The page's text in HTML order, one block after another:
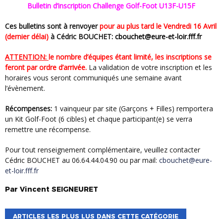
Bulletin d’inscription Challenge Golf-Foot U13F-U15F
Ces bulletins sont à renvoyerpour au plus tard le Vendredi 16 Avril
(dernier délai) à Cédric BOUCHET: cbouchet@eure-et-loir.fff.fr
ATTENTION: le nombre d’équipes étant limité, les inscriptions se
feront par ordre d’arrivée. La validation de votre inscription et les
horaires vous seront communiqués une semaine avant
l’évènement.
Récompenses: 1 vainqueur par site (Garçons + Filles) remportera
un Kit Golf-Foot (6 cibles) et chaque participant(e) se verra
remettre une récompense.
Pour tout renseignement complémentaire, veuillez contacter
Cédric BOUCHET au 06.64.44.04.90 ou par mail: cbouchet@eure-
et-loir.fff.fr
Par Vincent SEIGNEURET
ARTICLES LES PLUS LUS DANS CETTE CATÉGORIE